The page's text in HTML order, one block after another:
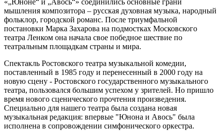
«„Юноне“ и „Авось“» соединились основные грани
мышления композитора – русская духовная музыка, народный
фольклор, городской романс. После триумфальной
постановки Марка Захарова на подмостках Московского
театра Ленком она начала свое победное шествие по
театральным площадкам страны и мира.
Спектакль Ростовского театра музыкальной комедии,
поставленный в 1985 году и перенесенный в 2000 году на
новую сцену - Ростовского государственного музыкального
театра, пользовался большим успехом у зрителей. Но пришло
время нового сценического прочтения произведения.
Специально для нашего театра была создана новая
музыкальная редакция: впервые "Юнона и Авось" была
исполнена в сопровождении симфонического оркестра.